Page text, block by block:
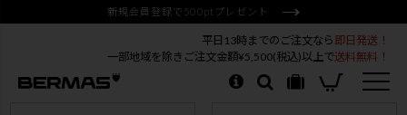
新規会員登録で500ptプレゼント
平日13時までのご注文なら 即日発送！
一部地域を除きご注文金額¥5,500(税込)以上で送料無料！